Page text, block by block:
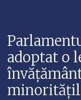
adoptat o